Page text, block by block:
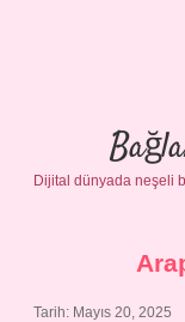
Dijital dünyada neşeli
Tarih: Mayıs 20, 2025